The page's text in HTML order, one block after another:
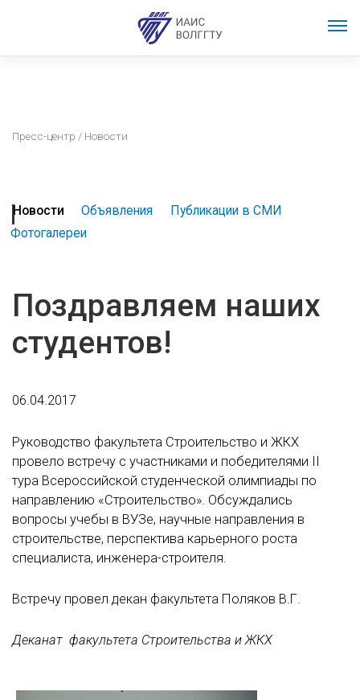
Пресс-центр / Новости
Новости Объявления
Публикации в СМИ
Фотогалереи
Поздравляем наших
студентов!
06.04.2017
Руководство факультета Строительство и ЖКХ
провело встречу с участниками и победителями II
тура Всероссийской студенческой олимпиады по
направлению «Строительство». Обсуждались
вопросы учебы в ВУЗе, научные направления в
строительстве, перспектива карьерного роста
специалиста, инженера-строителя.
Встречу провел декан факультета Поляков В.Г.
Деканат факультета Строительства и ЖКХ